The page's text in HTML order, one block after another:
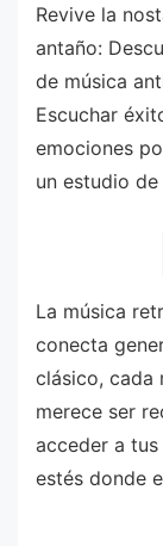
Revive la
antaño:
de música
Escuchar
emociones
un estudio
La música
conecta
clásico, cada
merece ser
acceder a
estés donde